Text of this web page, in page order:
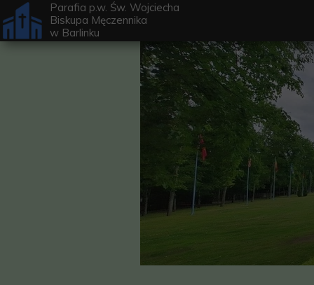
Parafia p.w. Św. Wojciecha
Biskupa Męczennika
w Barlinku